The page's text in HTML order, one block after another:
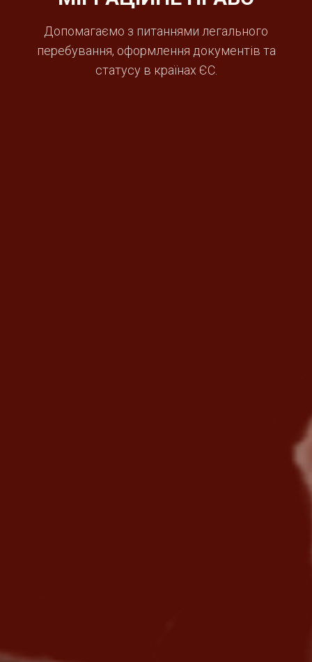
Допомагаємо з питаннями легального
перебування, оформлення документів та
статусу в країнах ЄС.